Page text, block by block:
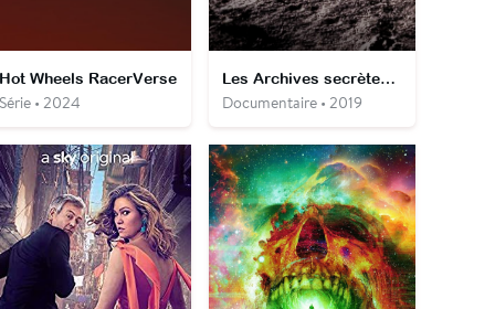
Wheels RacerVerse
• 2024
Les Archives secrètes d'Apollo
Documentaire • 2019